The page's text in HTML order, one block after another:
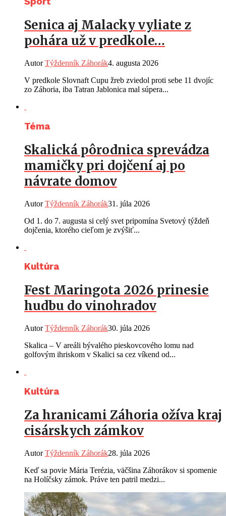
Senica aj Malacky vyliate z
pohára už v predkole…
AutorTýždenník Záhorák4. augusta 2026
V predkole Slovnaft Cupu žreb zviedol proti sebe 11 dvojíc
zo Záhoria, iba Tatran Jablonica mal súpera...
Téma
Skalická pôrodnica sprevádza
mamičky pri dojčení aj po
návrate domov
AutorTýždenník Záhorák31. júla 2026
Od 1. do 7. augusta si celý svet pripomína Svetový týždeň
dojčenia, ktorého cieľom je zvýšiť...
Kultúra
Fest Maringota 2026 prinesie
hudbu do vinohradov
AutorTýždenník Záhorák30. júla 2026
Skalica – V areáli bývalého pieskovcového lomu nad
golfovým ihriskom v Skalici sa cez víkend od...
Kultúra
Za hranicami Záhoria ožíva kraj
cisárskych zámkov
AutorTýždenník Záhorák28. júla 2026
Keď sa povie Mária Terézia, väčšina Záhorákov si spomenie
na Holíčsky zámok. Práve ten patril medzi...